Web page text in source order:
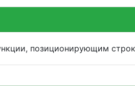
позиционирующим